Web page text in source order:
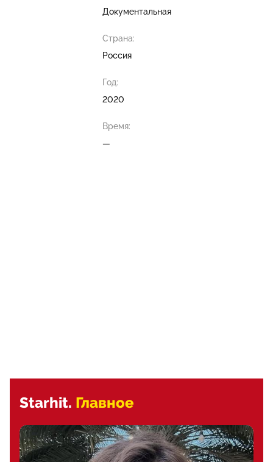
Документальная
Страна:
Россия
Год:
2020
Время:
—
Starhit. Главное